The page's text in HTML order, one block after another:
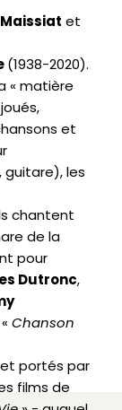
Maissiat et
(1938-2020).
« matière
et
guitare), les
chantent
de la
pour
Dutronc,
Chanson
et portés par
films de